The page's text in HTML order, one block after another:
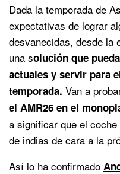
Dada la temporada de
expectativas de lograr
desvanecidas, desde la
una solución que
actuales y servir para
temporada. Van a
el AMR26 en el
a significar que el
de indias de cara a la
Así lo ha confirmado